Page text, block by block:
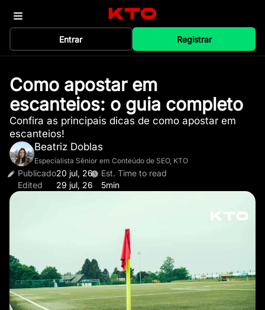
Entrar Registrar
Como apostar em
escanteios: o guia completo
Confira as principais dicas de como apostar em
escanteios!
Beatriz Doblas
Especialista Sênior em Conteúdo de SEO, KTO
Publicado20 jul, 26
Edited
29 jul, 26
Est. Time to read
5min